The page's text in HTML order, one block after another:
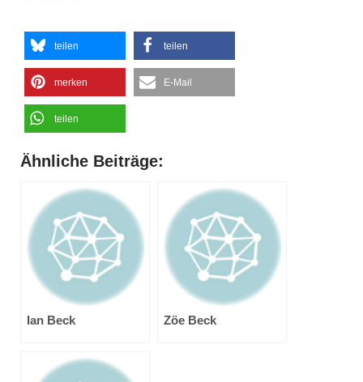
teilen teilen
merken E-Mail
teilen
Ähnliche Beiträge:
Ian Beck Zöe Beck